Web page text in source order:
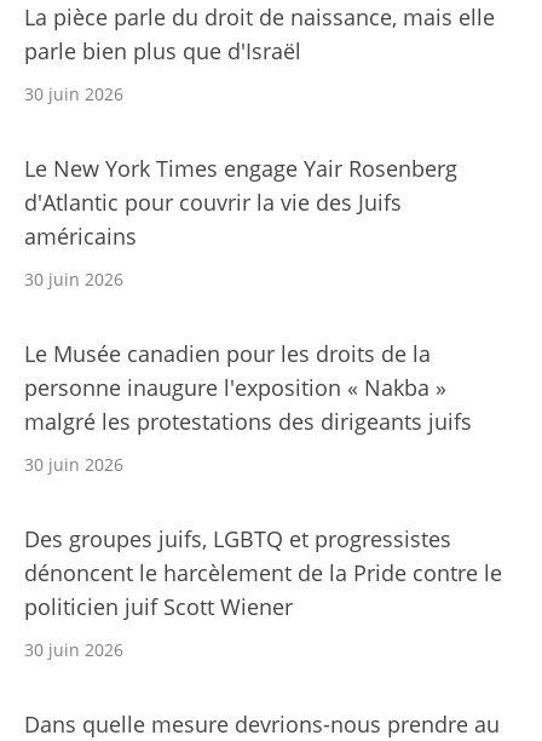
La pièce parle du droit de naissance, mais elle
parle bien plus que d'Israël
30 juin 2026
Le New York Times engage Yair Rosenberg
d'Atlantic pour couvrir la vie des Juifs
américains
30 juin 2026
Le Musée canadien pour les droits de la
personne inaugure l'exposition « Nakba »
malgré les protestations des dirigeants juifs
30 juin 2026
Des groupes juifs, LGBTQ et progressistes
dénoncent le harcèlement de la Pride contre le
politicien juif Scott Wiener
30 juin 2026
Dans quelle mesure devrions-nous prendre au